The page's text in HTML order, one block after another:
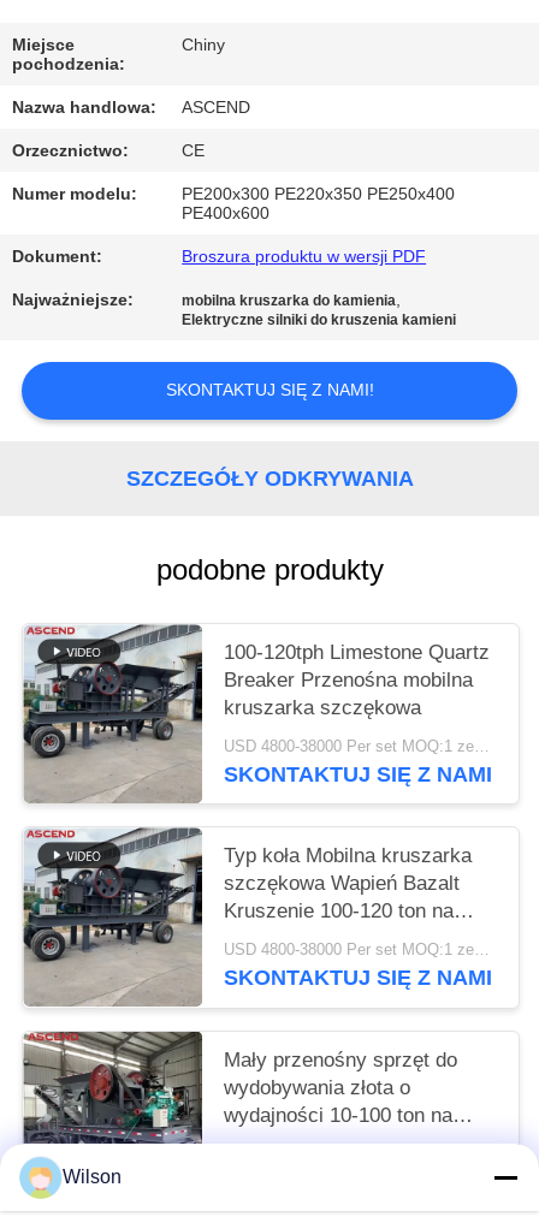
SITEMAP
POLITYKA
PRYWATNOŚCI
Miejsce
pochodzenia:
Chiny
Nazwa handlowa: ASCEND
Orzecznictwo: CE
Numer modelu:
PE200x300 PE220x350 PE250x400
PE400x600
Dokument: Broszura produktu w wersji PDF
Najważniejsze: mobilna kruszarka do kamienia,
Elektryczne silniki do kruszenia kamieni
SKONTAKTUJ SIĘ Z NAMI!
SZCZEGÓŁY ODKRYWANIA
podobne produkty
100-120tph Limestone Quartz
Breaker Przenośna mobilna
kruszarka szczękowa
SKONTAKTUJ SIĘ Z NAMI
Typ koła Mobilna kruszarka
szczękowa Wapień Bazalt
Kruszenie 100-120 ton na
godzinę Sprzęt
USD 4800-38000 Per set MOQ:1 zestaw
SKONTAKTUJ SIĘ Z NAMI
Mały przenośny sprzęt do
wydobywania złota o
wydajności 10-100 ton na
godzinę Mobilna kruszarka do
Wilson